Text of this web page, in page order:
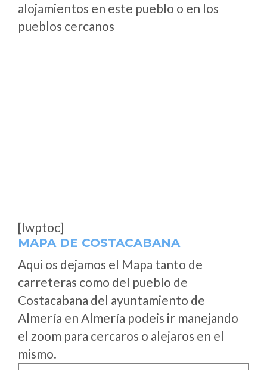
alojamientos en este pueblo o en los
pueblos cercanos
[lwptoc]
MAPA DE COSTACABANA
Aqui os dejamos el Mapa tanto de
carreteras como del pueblo de
Costacabana del ayuntamiento de
Almería en Almería podeis ir manejando
el zoom para cercaros o alejaros en el
mismo.